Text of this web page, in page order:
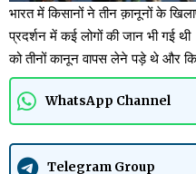
भारत में किसानों ने तीन क़ानूनों के
प्रदर्शन में कई लोगों की जान भी गई
को तीनों कानून वापस लेने पड़े थे और
WhatsApp Channel
Telegram Group